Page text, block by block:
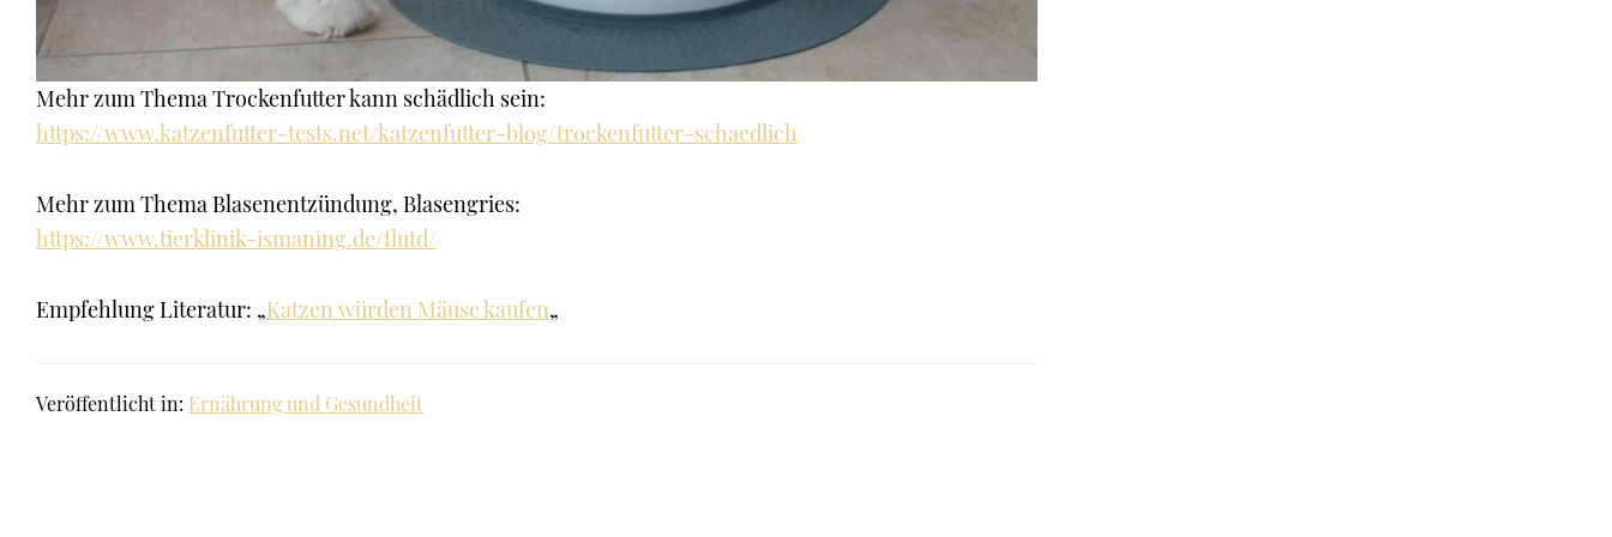
Mehr zum Thema Trockenfutter kann schädlich sein:
https://www.katzenfutter-tests.net/katzenfutter-blog/trockenfutter-schaedlich
Mehr zum Thema Blasenentzündung, Blasengries:
https://www.tierklinik-ismaning.de/flutd/
Empfehlung Literatur: „Katzen würden Mäuse kaufen„
Veröffentlicht in: Ernährung und Gesundheit